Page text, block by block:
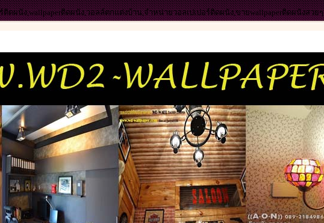
ติดผนัง,wallpaperติดผนัง,วอลล์ตกแต่งบ้าน,จำหน่ายวอลเปเปอร์ติดผนัง,ขายwallpaperติดผนังสวยๆ